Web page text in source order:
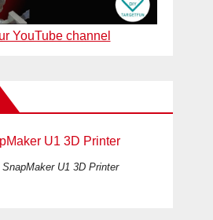
YouTube channel
SnapMaker U1 3D Printer